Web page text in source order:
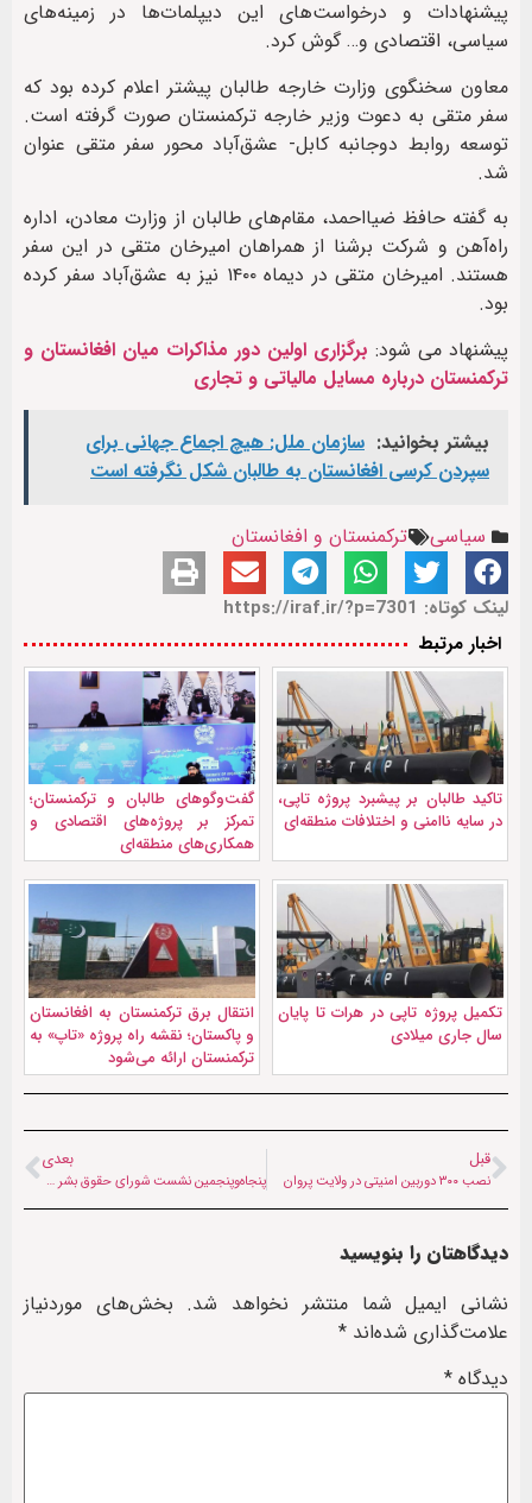
پیشنهادات و درخواست‌های این دیپلمات‌ها در زمینه‌های
سیاسی، اقتصادی و… گوش کرد.
معاون سخنگوی وزارت خارجه طالبان پیشتر اعلام کرده بود که
سفر متقی به دعوت وزیر خارجه ترکمنستان صورت گرفته است.
توسعه روابط دوجانبه کابل- عشق‌آباد محور سفر متقی عنوان
شد.
به گفته حافظ ضیااحمد، مقام‌های طالبان از وزارت معادن، اداره
راه‌آهن و شرکت برشنا از همراهان امیرخان متقی در این سفر
هستند. امیرخان متقی در دیماه ۱۴۰۰ نیز به عشق‌آباد سفر کرده
بود.
پیشنهاد می شود: برگزاری اولین دور مذاکرات میان افغانستان و
ترکمنستان درباره مسایل مالیاتی و تجاری
بیشتر بخوانید: سازمان ملل: هیچ اجماع جهانی برای
سپردن کرسی افغانستان به طالبان شکل نگرفته است
سیاسی ترکمنستان و افغانستان
لینک کوتاه: https://iraf.ir/?p=7301
اخبار مرتبط
تاکید طالبان بر پیشبرد پروژه تاپی،
در سایه ناامنی و اختلافات منطقه‌ای
گفت‌وگو‌های طالبان و ترکمنستان؛
تمرکز بر پروژه‌های اقتصادی و
همکاری‌های منطقه‌ای
تکمیل پروژه تاپی در هرات تا پایان
سال جاری میلادی
انتقال برق ترکمنستان به افغانستان
و پاکستان؛ نقشه راه پروژه «تاپ» به
ترکمنستان ارائه می‌شود
قبل
نصب ۳۰۰ دوربین امنیتی در ولایت پروان
بعدی
پنجاه‌و‌پنجمین نشست شورای حقوق بشر سازمان ملل آغاز شد
دیدگاهتان را بنویسید
نشانی ایمیل شما منتشر نخواهد شد. بخش‌های موردنیاز
علامت‌گذاری شده‌اند *
دیدگاه *